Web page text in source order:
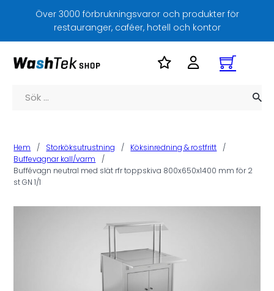
Över 3000 förbrukningsvaror och produkter för
restauranger, caféer, hotell och kontor
Sök
Hem / Storköksutrustning / Köksinredning & rostfritt
/
Buffevagnar kall/varm
/
Buffévagn neutral med slät rfr toppskiva 800x650x1400 mm för 2
st GN 1/1